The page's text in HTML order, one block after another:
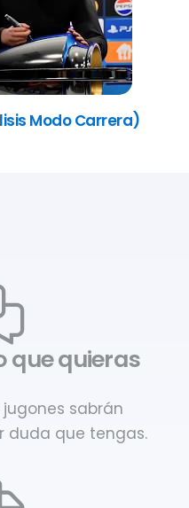
Modo Carrera)
que quieras
sabrán
duda que tengas.